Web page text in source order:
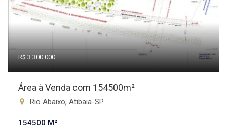
R$ 3.300.000
Área à Venda com 154500m²
Rio Abaixo, Atibaia-SP
154500 M²